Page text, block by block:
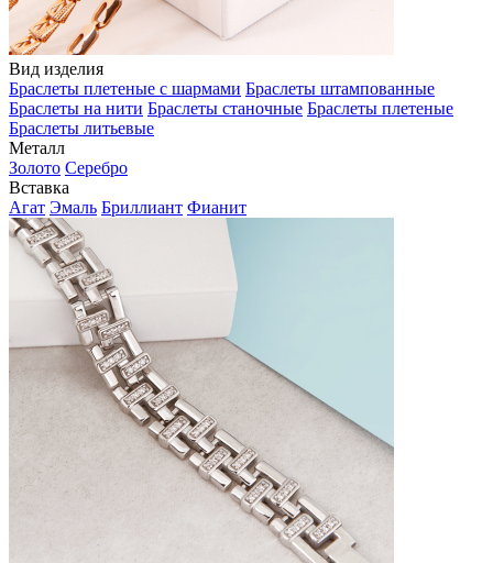
Вид изделия
Браслеты плетеные с шармами Браслеты штампованные
Браслеты на нити Браслеты станочные Браслеты плетеные
Браслеты литьевые
Металл
Золото Серебро
Вставка
Агат Эмаль Бриллиант Фианит